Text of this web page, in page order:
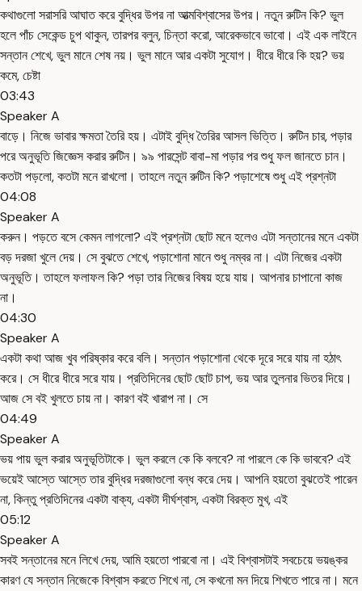
কথাগুলো সরাসরি আঘাত করে বুদ্ধির উপর না আত্মবিশ্বাসের উপর। নতুন রুটিন কি? ভুল
হলে পাঁচ সেকেন্ড চুপ থাকুন, তারপর বলুন, চিন্তা করো, আরেকভাবে ভাবো। এই এক লাইনে
সন্তান শেখে, ভুল মানে শেষ নয়। ভুল মানে আর একটা সুযোগ। ধীরে ধীরে কি হয়? ভয়
কমে, চেষ্টা
03:43
Speaker A
বাড়ে। নিজে ভাবার ক্ষমতা তৈরি হয়। এটাই বুদ্ধি তৈরির আসল ভিত্তি। রুটিন চার, পড়ার
পরে অনুভূতি জিজ্ঞেস করার রুটিন। ৯৯ পারসেন্ট বাবা-মা পড়ার পর শুধু ফল জানতে চান।
কতটা পড়লো, কতটা মনে রাখলো। তাহলে নতুন রুটিন কি? পড়াশেষে শুধু এই প্রশ্নটা
04:08
Speaker A
করুন। পড়তে বসে কেমন লাগলো? এই প্রশ্নটা ছোট মনে হলেও এটা সন্তানের মনে একটা
বড় দরজা খুলে দেয়। সে বুঝতে শেখে, পড়াশোনা মানে শুধু নম্বর না। এটা নিজের একটা
অনুভূতি। তাহলে ফলাফল কি? পড়া তার নিজের বিষয় হয়ে যায়। আপনার চাপানো কাজ
না।
04:30
Speaker A
একটা কথা আজ খুব পরিষ্কার করে বলি। সন্তান পড়াশোনা থেকে দূরে সরে যায় না হঠাৎ
করে। সে ধীরে ধীরে সরে যায়। প্রতিদিনের ছোট ছোট চাপ, ভয় আর তুলনার ভিতর দিয়ে।
আজ সে বই খুলতে চায় না। কারণ বই খারাপ না। সে
04:49
Speaker A
ভয় পায় ভুল করার অনুভূতিটাকে। ভুল করলে কে কি বলবে? না পারলে কে কি ভাববে? এই
ভয়েই আস্তে আস্তে তার বুদ্ধির দরজাগুলো বন্ধ করে দেয়। আপনি হয়তো বুঝতেই পারেন
না, কিন্তু প্রতিদিনের একটা বাক্য, একটা দীর্ঘশ্বাস, একটা বিরক্ত মুখ, এই
05:12
Speaker A
সবই সন্তানের মনে লিখে দেয়, আমি হয়তো পারবো না। এই বিশ্বাসটাই সবচেয়ে ভয়ঙ্কর
কারণ যে সন্তান নিজেকে বিশ্বাস করতে শিখে না, সে কখনো মন দিয়ে শিখতে পারে না। মনে